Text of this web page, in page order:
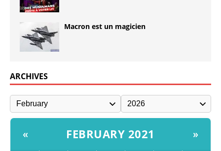
Macron est un magicien
ARCHIVES
« FEBRUARY 2021 »